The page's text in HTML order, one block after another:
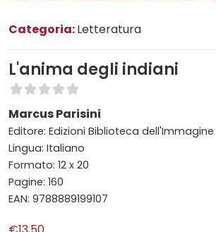
Categoria:Letteratura
L'anima degli indiani
Marcus Parisini
Editore: Edizioni Biblioteca dell'Immagine
Lingua: Italiano
Formato: 12 x 20
Pagine: 160
EAN: 9788889199107